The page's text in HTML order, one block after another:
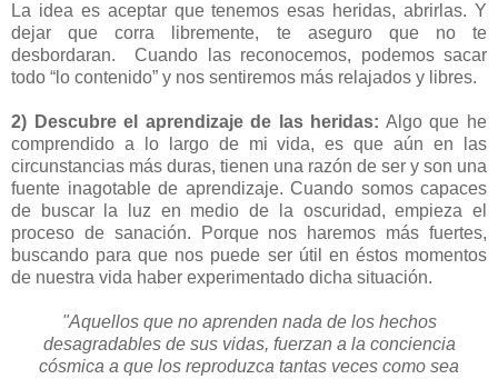
La idea es aceptar que tenemos esas heridas, abrirlas. Y
dejar que corra libremente, te aseguro que no te
desbordaran. Cuando las reconocemos, podemos sacar
todo “lo contenido” y nos sentiremos más relajados y libres.
2) Descubre el aprendizaje de las heridas: Algo que he
comprendido a lo largo de mi vida, es que aún en las
circunstancias más duras, tienen una razón de ser y son una
fuente inagotable de aprendizaje. Cuando somos capaces
de buscar la luz en medio de la oscuridad, empieza el
proceso de sanación. Porque nos haremos más fuertes,
buscando para que nos puede ser útil en éstos momentos
de nuestra vida haber experimentado dicha situación.
"Aquellos que no aprenden nada de los hechos
desagradables de sus vidas, fuerzan a la conciencia
cósmica a que los reproduzca tantas veces como sea